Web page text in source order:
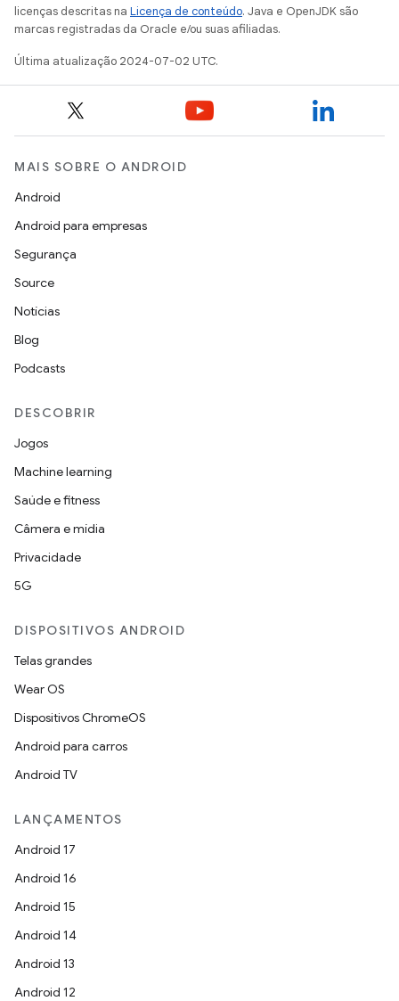
licenças descritas na Licença de conteúdo. Java e OpenJDK são
marcas registradas da Oracle e/ou suas afiliadas.
Última atualização 2024-07-02 UTC.
MAIS SOBRE O ANDROID
Android
Android para empresas
Segurança
Source
Notícias
Blog
Podcasts
DESCOBRIR
Jogos
Machine learning
Saúde e fitness
Câmera e mídia
Privacidade
5G
DISPOSITIVOS ANDROID
Telas grandes
Wear OS
Dispositivos ChromeOS
Android para carros
Android TV
LANÇAMENTOS
Android 17
Android 16
Android 15
Android 14
Android 13
Android 12